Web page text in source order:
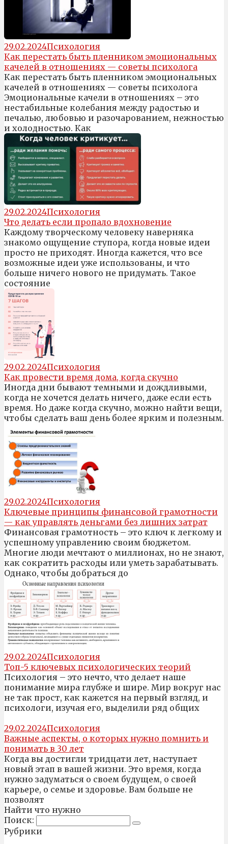
29.02.2024Психология
Как перестать быть пленником эмоциональных
качелей в отношениях — советы психолога
Как перестать быть пленником эмоциональных
качелей в отношениях — советы психолога
Эмоциональные качели в отношениях – это
нестабильные колебания между радостью и
печалью, любовью и разочарованием, нежностью
и холодностью. Как
29.02.2024Психология
Что делать если пропало вдохновение
Каждому творческому человеку наверняка
знакомо ощущение ступора, когда новые идеи
просто не приходят. Иногда кажется, что все
возможные идеи уже использованы, и что
больше ничего нового не придумать. Такое
состояние
29.02.2024Психология
Как провести время дома, когда скучно
Иногда дни бывают темными и дождливыми,
когда не хочется делать ничего, даже если есть
время. Но даже когда скучно, можно найти вещи,
чтобы сделать ваш день более ярким и полезным.
29.02.2024Психология
Ключевые принципы финансовой грамотности
— как управлять деньгами без лишних затрат
Финансовая грамотность – это ключ к легкому и
успешному управлению своим бюджетом.
Многие люди мечтают о миллионах, но не знают,
как сократить расходы или уметь зарабатывать.
Однако, чтобы добраться до
29.02.2024Психология
Топ-5 ключевых психологических теорий
Психология – это нечто, что делает наше
понимание мира глубже и шире. Мир вокруг нас
не так прост, как кажется на первый взгляд, и
психологи, изучая его, выделили ряд общих
29.02.2024Психология
Важные аспекты, о которых нужно помнить и
понимать в 30 лет
Когда вы достигли тридцати лет, наступает
новый этап в вашей жизни. Это время, когда
нужно задуматься о своем будущем, о своей
карьере, о семье и здоровье. Вам больше не
позволят
Найти что нужно
Поиск:
Рубрики